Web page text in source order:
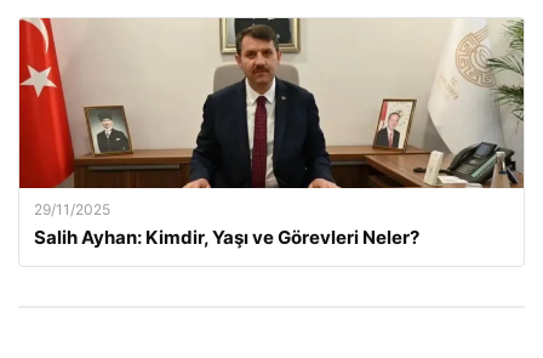
29/11/2025
Salih Ayhan: Kimdir, Yaşı ve Görevleri Neler?